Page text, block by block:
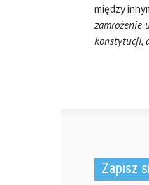
między
zamrożenie
konstytucji,
Zapisz